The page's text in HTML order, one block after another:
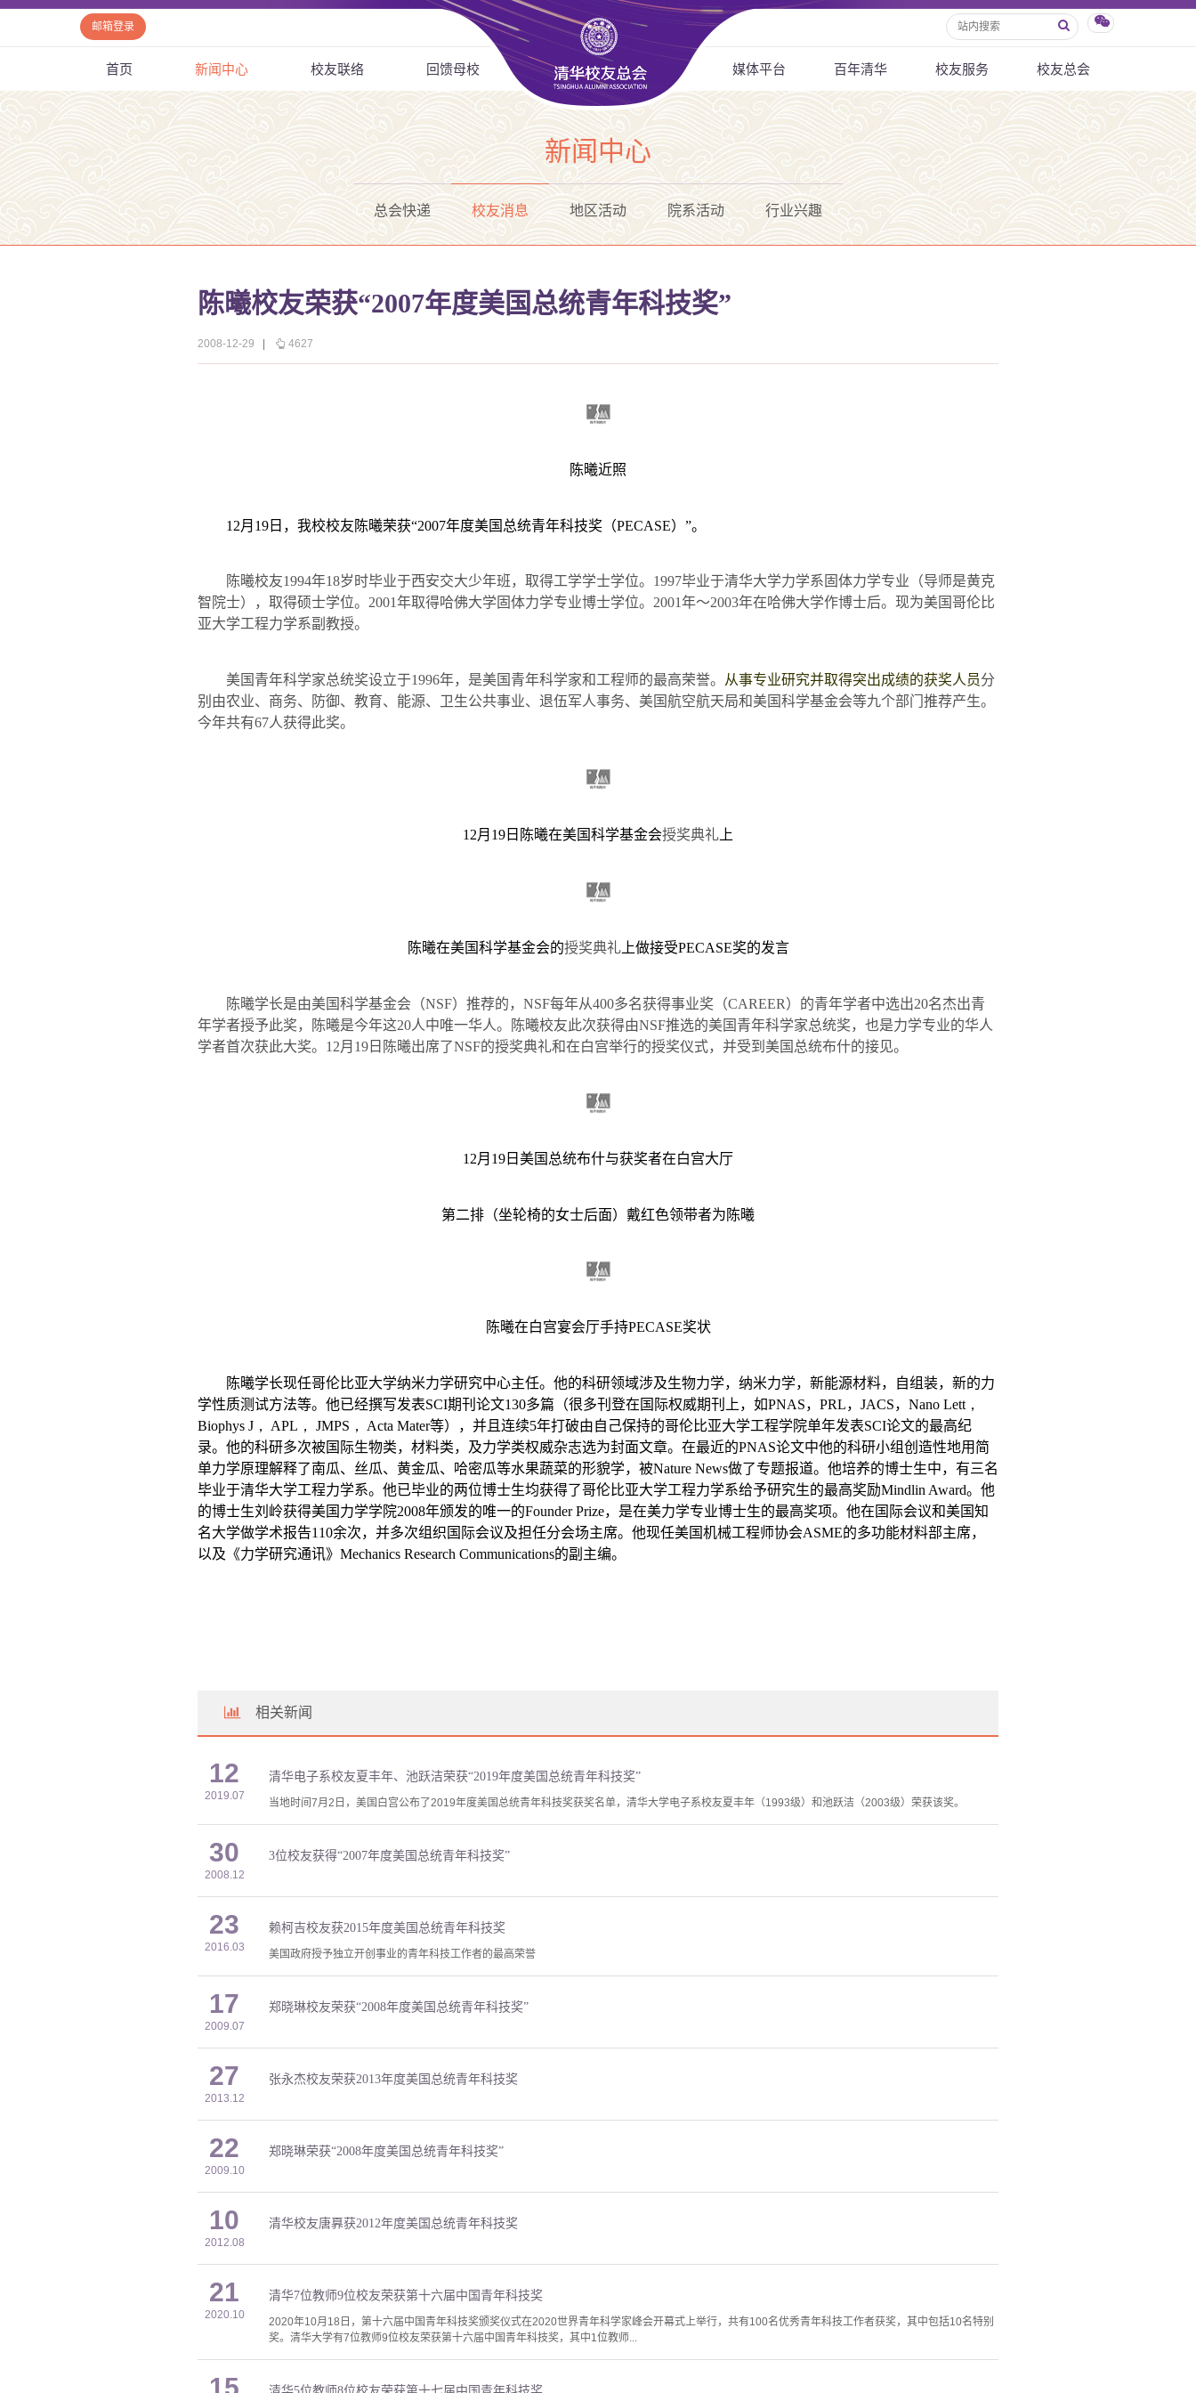
邮箱登录
首页 新闻中心 校友联络 回馈母校 媒体平台 百年清华 校友服务 校友总会
新闻中心
总会快递 校友消息 地区活动 院系活动 行业兴趣
陈曦校友荣获“2007年度美国总统青年科技奖”
2008-12-29 4627
陈曦近照
12月 19 日，我校校友陈曦荣获“2007年度美国总统青年科技奖（PECASE）”。
陈曦校友1994年18岁时毕业于西安交大少年班，取得工学学士学位。 1997毕业于清华大学力学系固体力学专业（导师是黄克
智院士），取得硕士学位。 2001年取得哈佛大学固体力学专业博士学位。 2001年～2003年在哈佛大学作博士后。现为美国哥伦比
亚大学工程力学系副教授。
美国青年科学家总统奖设立于1996年，是美国青年科学家和工程师的最高荣誉。 从事专业研究并取得突出成绩的获奖人员分
别由农业、商务、防御、教育、能源、卫生公共事业、退伍军人事务、美国航空航天局和美国科学基金会等九个部门推荐产生。
今年共有67人获得此奖。
12月19日陈曦在美国科学基金会授奖典礼 上
陈曦在美国科学基金会的授奖典礼上做接受PECASE奖的发言
陈曦学长是由美国科学基金会（NSF）推荐的， NSF每年从400多名获得事业奖（CAREER）的青年学者中选出20名杰出青
年学者授予此奖，
陈曦是今年这20人中唯一华人。陈曦校友此次获得由NSF推选的美国青年科学家总统奖，也是力学专业的华人
学者首次获此大奖。 12月 19 日 陈曦出席了NSF的授奖典礼和在白宫举行的授奖仪式，并受到美国总统布什的接见。
12月 19 日 美国总统布什与获奖者在白宫大厅
第二排（坐轮椅的女士后面）戴红色领带者为陈曦
陈曦在白宫宴会厅手持PECASE奖状
陈曦学长现任哥伦比亚大学纳米力学研究中心主任。他的科研领域涉及生物力学，纳米力学，新能源材料，自组装，新的力
学性质测试方法等。他已经撰写发表SCI期刊论文130多篇（很多刊登在国际权威期刊上，如PNAS， PRL， JACS， Nano Lett，
Biophys J， APL， JMPS， Acta Mater等），并且连续5年打破由自己保持的哥伦比亚大学工程学院单年发表SCI论文的最高纪
录。他的科研多次被国际生物类，材料类，及力学类权威杂志选为封面文章。在最近的PNAS论文中他的科研小组创造性地用简
单力学原理解释了南瓜、丝瓜、黄金瓜、哈密瓜等水果蔬菜的形貌学，被Nature News做了专题报道。他培养的博士生中，有三名
毕业于清华大学工程力学系。他已毕业的两位博士生均获得了哥伦比亚大学工程力学系给予研究生的最高奖励Mindlin Award。他
的博士生刘岭获得美国力学学院2008年颁发的唯一的Founder Prize，是在美力学专业博士生的最高奖项。他在国际会议和美国知
名大学做学术报告110余次，并多次组织国际会议及担任分会场主席。他现任美国机械工程师协会ASME的多功能材料部主席，
以及《力学研究通讯》 Mechanics Research Communications的副主编。
相关新闻
12
2019.07
清华电子系校友夏丰年、池跃洁荣获“2019年度美国总统青年科技奖”
当地时间7月2日，美国白宫公布了2019年度美国总统青年科技奖获奖名单，清华大学电子系校友夏丰年（1993级）和池跃洁（2003级）荣获该奖。
30
2008.12
3位校友获得“2007年度美国总统青年科技奖”
23
2016.03
赖柯吉校友获2015年度美国总统青年科技奖
美国政府授予独立开创事业的青年科技工作者的最高荣誉
17
2009.07
郑晓琳校友荣获“2008年度美国总统青年科技奖”
27
2013.12
张永杰校友荣获2013年度美国总统青年科技奖
22
2009.10
郑晓琳荣获“2008年度美国总统青年科技奖”
10
2012.08
清华校友唐奡获2012年度美国总统青年科技奖
21
2020.10
清华7位教师9位校友荣获第十六届中国青年科技奖
2020年10月18日，第十六届中国青年科技奖颁奖仪式在2020世界青年科学家峰会开幕式上举行，共有100名优秀青年科技工作者获奖，其中包括10名特别
奖。清华大学有7位教师9位校友荣获第十六届中国青年科技奖，其中1位教师...